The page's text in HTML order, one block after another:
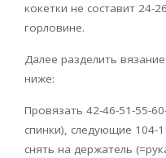
кокетки не составит 24-
горловине.
Далее разделить
ниже:
Провязать 42-46-51-55-
спинки), следующие 104-
снять на держатель